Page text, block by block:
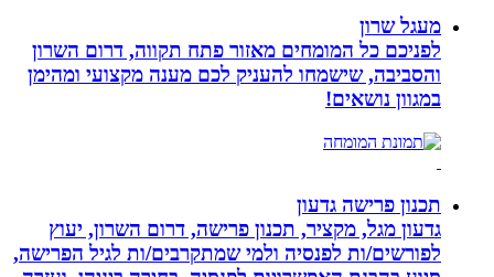
מעגל שרון
לפניכם כל המומחים מאזור פתח תקווה, דרום השרון
והסביבה, שישמחו להעניק לכם מענה מקצועי ומהימן
במגוון נושאים!
תכנון פרישה גדעון
גדעון מגל, מקציר, תכנון פרישה, דרום השרון, יעוץ
לפורשים/ות לפנסיה ולמי שמתקרבים/ות לגיל הפרישה,